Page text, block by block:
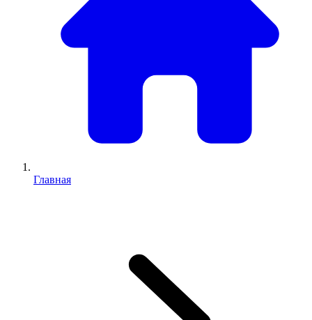
Главная